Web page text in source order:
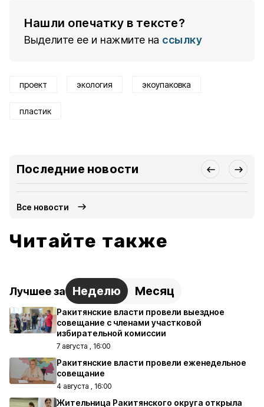
Нашли опечатку в тексте?
Выделите ее и нажмите на ссылку
проект экология экоупаковка
пластик
Последние новости
Все новости
Читайте также
Лучшее за Неделю Месяц
Ракитянские власти провели выездное
совещание с членами участковой
избирательной комиссии
7 августа , 16:00
Ракитянские власти провели еженедельное
совещание
4 августа , 16:00
Жительница Ракитянского округа открыла